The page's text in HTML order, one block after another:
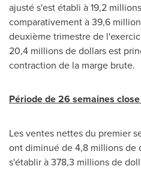
ajusté s'est établi à 19,2
comparativement à 39,6
deuxième trimestre de
20,4 millions de dollars est
contraction de la marge brute.
Période de 26 semaines
Les ventes nettes du premier
ont diminué de 4,8 millions de
s'établir à 378,3 millions de